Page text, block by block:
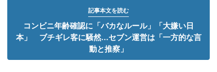
記事本文を読む
コンビニ年齢確認に「バカなルール」「大嫌い日
本」 ブチギレ客に騒然...セブン運営は「一方的な言
動と推察」